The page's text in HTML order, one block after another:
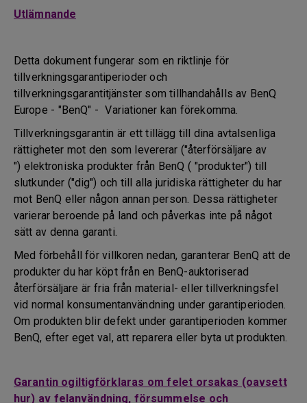
Utlämnande
Detta dokument fungerar som en riktlinje för
tillverkningsgarantiperioder och
tillverkningsgarantitjänster som tillhandahålls av BenQ
Europe - "BenQ" - Variationer kan förekomma.
Tillverkningsgarantin är ett tillägg till dina avtalsenliga
rättigheter mot den som levererar ("återförsäljare av
") elektroniska produkter från BenQ ( "produkter") till
slutkunder ("dig") och till alla juridiska rättigheter du har
mot BenQ eller någon annan person. Dessa rättigheter
varierar beroende på land och påverkas inte på något
sätt av denna garanti.
Med förbehåll för villkoren nedan, garanterar BenQ att de
produkter du har köpt från en BenQ-auktoriserad
återförsäljare är fria från material- eller tillverkningsfel
vid normal konsumentanvändning under garantiperioden.
Om produkten blir defekt under garantiperioden kommer
BenQ, efter eget val, att reparera eller byta ut produkten.
Garantin ogiltigförklaras om felet orsakas (oavsett
hur) av felanvändning, försummelse och